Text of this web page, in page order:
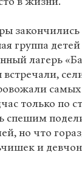
закончились
группа
лагерь
самых
только по
спешим
но что
и